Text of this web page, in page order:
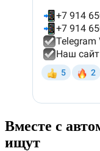
Вместе с
ищут